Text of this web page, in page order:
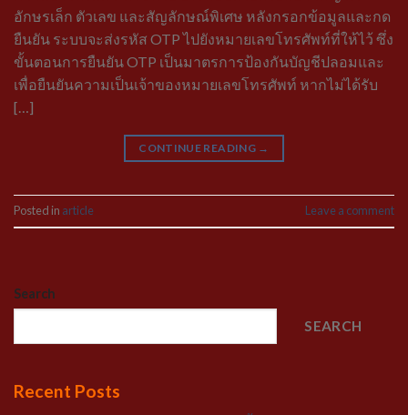
อักษรเล็ก ตัวเลข และสัญลักษณ์พิเศษ หลังกรอกข้อมูลและกด
ยืนยัน ระบบจะส่งรหัส OTP ไปยังหมายเลขโทรศัพท์ที่ให้ไว้ ซึ่ง
ขั้นตอนการยืนยัน OTP เป็นมาตรการป้องกันบัญชีปลอมและ
เพื่อยืนยันความเป็นเจ้าของหมายเลขโทรศัพท์ หากไม่ได้รับ
[…]
CONTINUE READING →
Posted in article Leave a comment
Search
SEARCH
Recent Posts